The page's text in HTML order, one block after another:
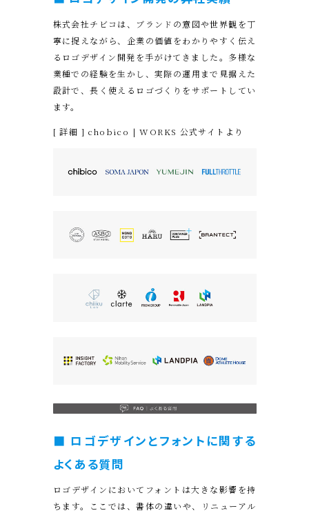
株式会社チビコは、ブランドの意図や世界観を丁
寧に捉えながら、企業の価値をわかりやすく伝え
るロゴデザイン開発を手がけてきました。多様な
業種での経験を生かし、実際の運用まで見据えた
設計で、長く使えるロゴづくりをサポートしてい
ます。
[ 詳細 ] chobico | WORKS 公式サイトより
■ ロゴデザインとフォントに関する
よくある質問
ロゴデザインにおいてフォントは大きな影響を持
ちます。ここでは、書体の違いや、リニューアル